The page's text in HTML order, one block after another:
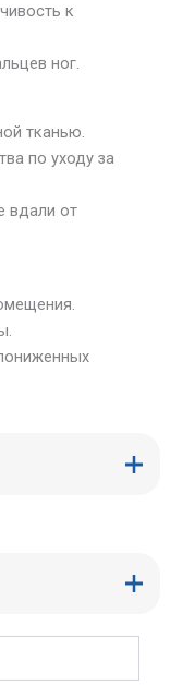
к
ног.
тканью.
по уходу за
вдали от